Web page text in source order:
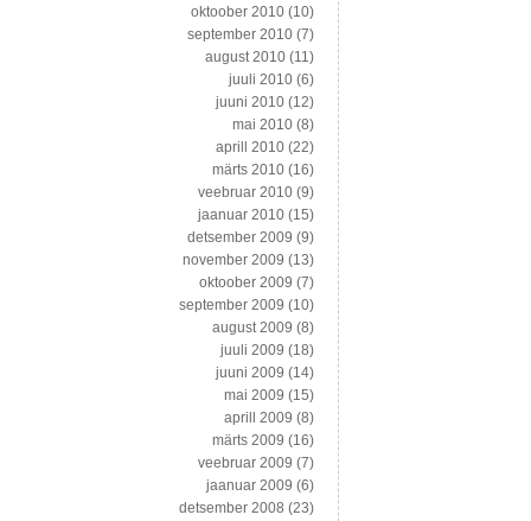
oktoober 2010 (10)
september 2010 (7)
august 2010 (11)
juuli 2010 (6)
juuni 2010 (12)
mai 2010 (8)
aprill 2010 (22)
märts 2010 (16)
veebruar 2010 (9)
jaanuar 2010 (15)
detsember 2009 (9)
november 2009 (13)
oktoober 2009 (7)
september 2009 (10)
august 2009 (8)
juuli 2009 (18)
juuni 2009 (14)
mai 2009 (15)
aprill 2009 (8)
märts 2009 (16)
veebruar 2009 (7)
jaanuar 2009 (6)
detsember 2008 (23)